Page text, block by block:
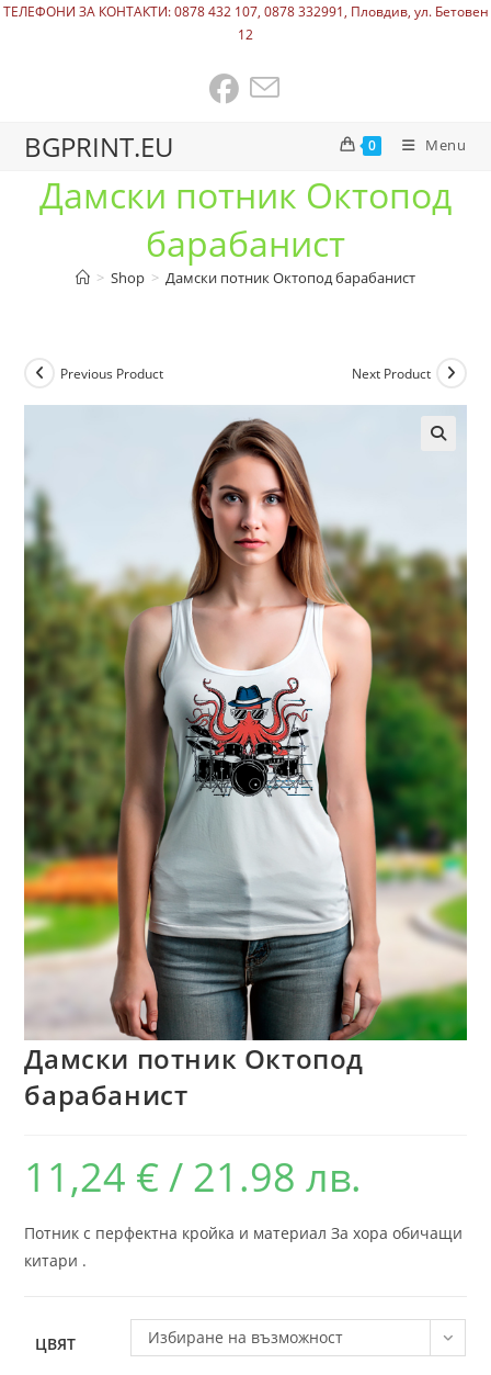
ТЕЛЕФОНИ ЗА КОНТАКТИ: 0878 432 107, 0878 332991, Пловдив, ул. Бетовен
12
BGPRINT.EU 0 Menu
Дамски потник Октопод
барабанист
> Shop > Дамски потник Октопод барабанист
Previous Product Next Product
Дамски потник Октопод
барабанист
11,24 € / 21.98 лв.
Потник с перфектна кройка и материал За хора обичащи
китари .
ЦВЯТ Избиране на възможност